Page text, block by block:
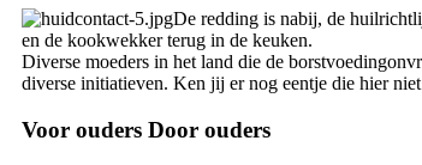
De redding is nabij, de
en de kookwekker terug in de keuken.
Diverse moeders in het land die de
diverse initiatieven. Ken jij er nog eentje die hier
Voor ouders Door ouders